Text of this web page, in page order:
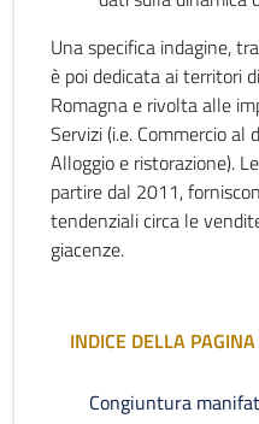
Una specifica indagine,
è poi dedicata ai territori
Romagna e rivolta alle
Servizi (i.e. Commercio al
Alloggio e ristorazione).
partire dal 2011,
tendenziali circa le
giacenze.
INDICE DELLA PAGINA
Congiuntura